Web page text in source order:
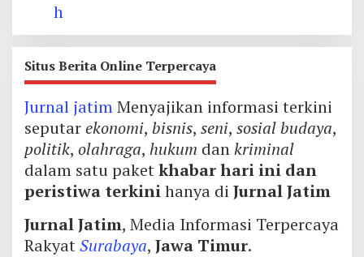
Situs Berita Online Terpercaya
Jurnal jatimMenyajikan informasi terkini
seputarekonomi, bisnis, seni, sosial budaya,
politik, olahraga, hukum dankriminal
dalam satu paketkhabar hari ini dan
peristiwa terkinihanya di Jurnal Jatim
Jurnal Jatim, Media Informasi Terpercaya
RakyatSurabaya, Jawa Timur.